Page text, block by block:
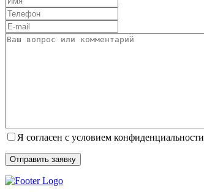
Я согласен с условием конфиденциальности